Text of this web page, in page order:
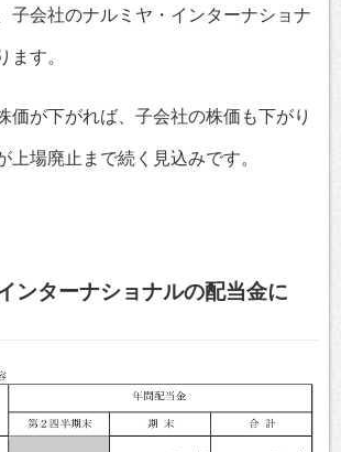
子会社のナルミヤ・インターナショナ
ます。
価が下がれば、子会社の株価も下がり
上場廃止まで続く見込みです。
ンターナショナルの配当金に